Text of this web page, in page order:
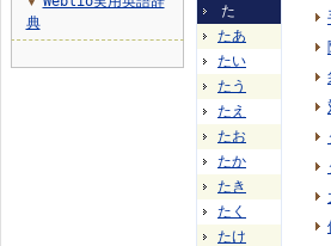
た
たあ
たい
たう
たえ
たお
たか
たき
たく
たけ
▼
典